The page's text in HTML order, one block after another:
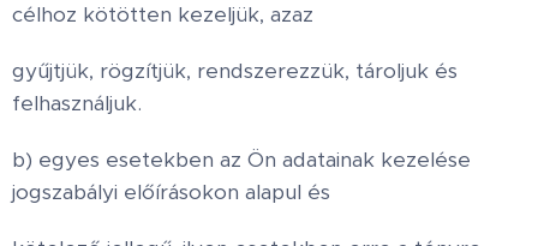
célhoz kötötten kezeljük, azaz
gyűjtjük, rögzítjük, rendszerezzük, tároljuk és
felhasználjuk.
b) egyes esetekben az Ön adatainak kezelése
jogszabályi előírásokon alapul és